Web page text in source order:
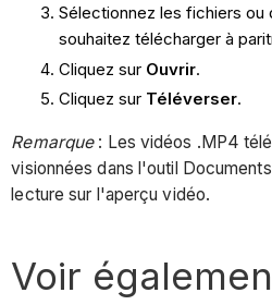
Sélectionnez les fichiers ou
souhaitez télécharger à
Cliquez sur Ouvrir.
Cliquez sur Téléverser.
Remarque: Les vidéos .MP4
visionnées dans l'outil
lecture sur l'aperçu vidéo.
Voir